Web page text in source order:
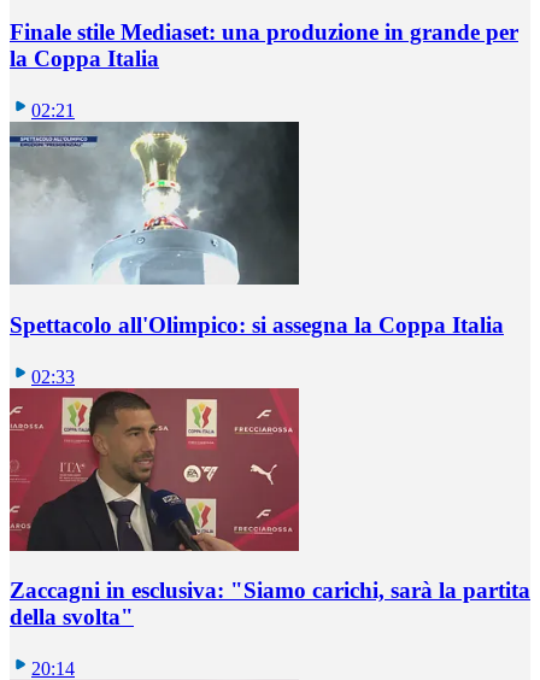
Finale stile Mediaset: una produzione in grande per
la Coppa Italia
02:21
Spettacolo all'Olimpico: si assegna la Coppa Italia
02:33
Zaccagni in esclusiva: "Siamo carichi, sarà la partita
della svolta"
20:14